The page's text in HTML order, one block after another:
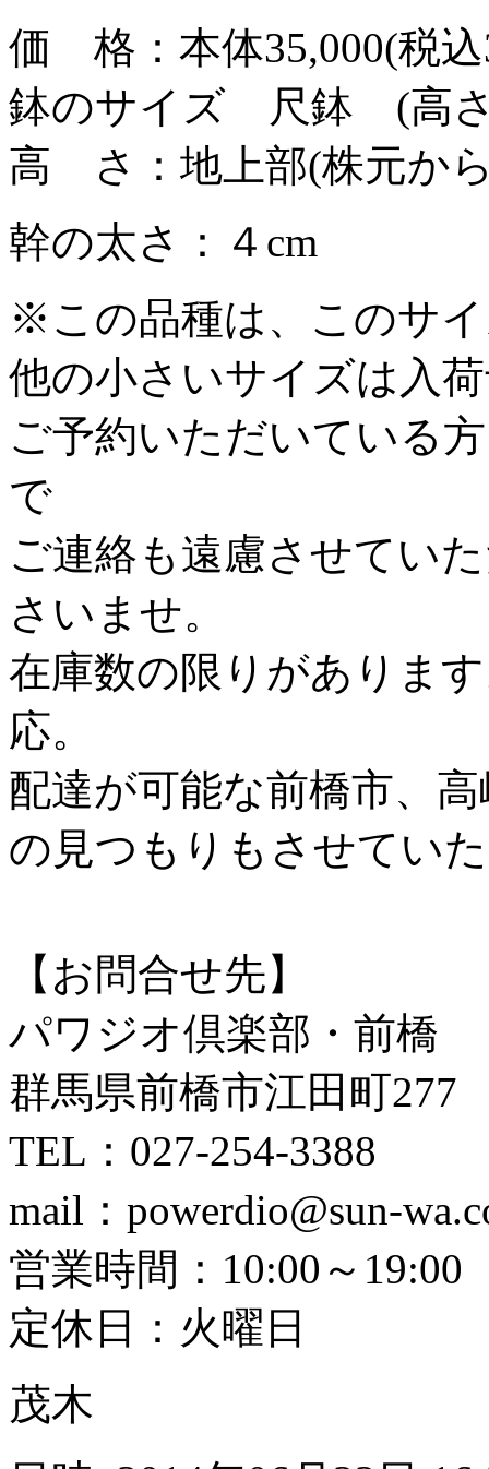
価 格：本体35,000(税込
鉢のサイズ 尺鉢 (高さ
高 さ：地上部(株元か
幹の太さ：４cm
※この品種は、このサ
他の小さいサイズは入
ご予約いただいている
で
ご連絡も遠慮させてい
さいませ。
在庫数の限りがありま
応。
配達が可能な前橋市、
の見つもりもさせてい
【お問合せ先】
パワジオ倶楽部・前橋
群馬県前橋市江田町277
TEL：027-254-3388
mail：powerdio@sun-
営業時間：10:00～19:00
定休日：火曜日
茂木